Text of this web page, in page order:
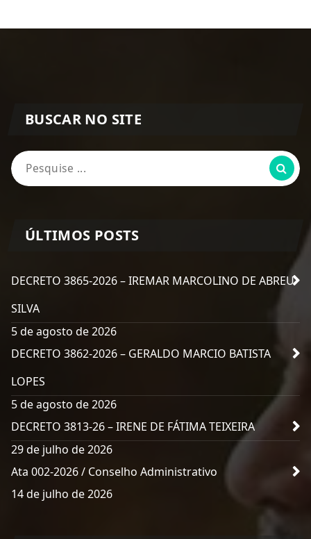
BUSCAR NO SITE
Pesquisa
por:
ÚLTIMOS POSTS
DECRETO 3865-2026 – IREMAR MARCOLINO DE ABREU
SILVA
5 de agosto de 2026
DECRETO 3862-2026 – GERALDO MARCIO BATISTA
LOPES
5 de agosto de 2026
DECRETO 3813-26 – IRENE DE FÁTIMA TEIXEIRA
29 de julho de 2026
Ata 002-2026 / Conselho Administrativo
14 de julho de 2026